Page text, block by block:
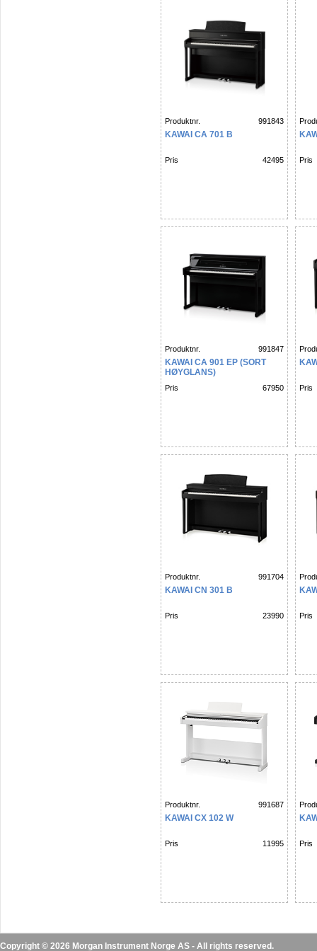
Produktnr. 991843
KAWAI CA 701 B
Pris 42495 Pris
Produktnr. 991847
KAWAI CA 901 EP (SORT
HØYGLANS)
Pris 67950 Pris
Produktnr. 991704
KAWAI CN 301 B
Pris 23990 Pris
Produktnr. 991687
KAWAI CX 102 W
Pris 11995 Pris
Copyright © 2026 Morgan Instrument Norge AS - All rights reserved.